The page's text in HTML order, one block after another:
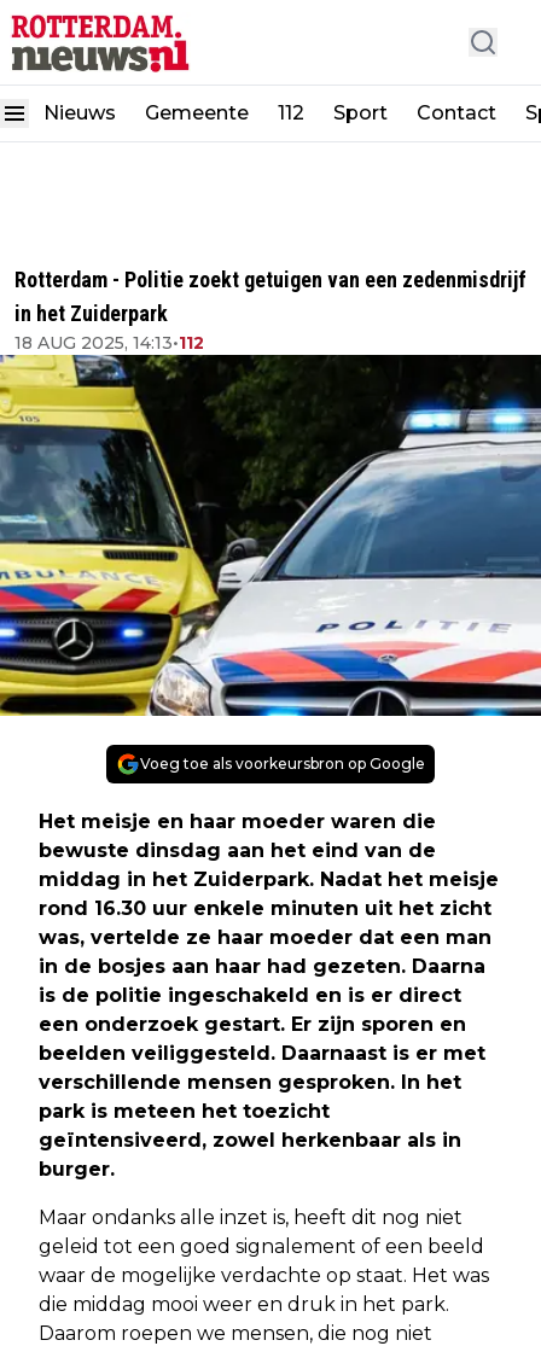
Nieuws Gemeente 112 Sport Contact
Rotterdam - Politie zoekt getuigen van een zedenmisdrijf
in het Zuiderpark
18 AUG 2025, 14:13•112
Voeg toe als voorkeursbron op Google
Het meisje en haar moeder waren die
bewuste dinsdag aan het eind van de
middag in het Zuiderpark. Nadat het meisje
rond 16.30 uur enkele minuten uit het zicht
was, vertelde ze haar moeder dat een man
in de bosjes aan haar had gezeten. Daarna
is de politie ingeschakeld en is er direct
een onderzoek gestart. Er zijn sporen en
beelden veiliggesteld. Daarnaast is er met
verschillende mensen gesproken. In het
park is meteen het toezicht
geïntensiveerd, zowel herkenbaar als in
burger.
Maar ondanks alle inzet is, heeft dit nog niet
geleid tot een goed signalement of een beeld
waar de mogelijke verdachte op staat. Het was
die middag mooi weer en druk in het park.
Daarom roepen we mensen, die nog niet